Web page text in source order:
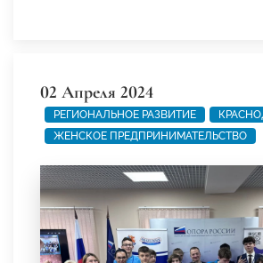
02 Апреля 2024
РЕГИОНАЛЬНОЕ РАЗВИТИЕ
ЖЕНСКОЕ ПРЕДПРИНИМАТЕЛЬСТВО